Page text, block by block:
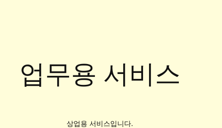
업무용 서비스
상업용 서비스입니다.